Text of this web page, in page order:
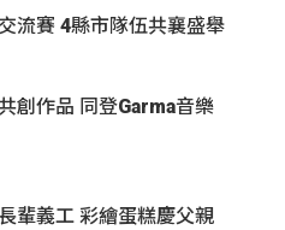
流賽 4縣市隊伍共襄盛舉
創作品 同登Garma音樂
輩義工 彩繪蛋糕慶父親